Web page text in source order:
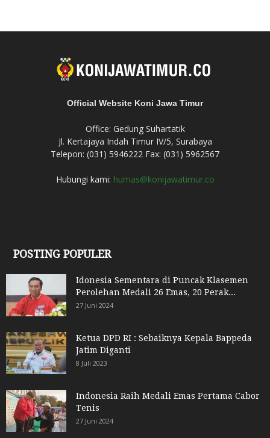
Official Website Koni Jawa Timur
Office: Gedung Suhartatik
Jl. Kertajaya Indah Timur IV/5, Surabaya
Telepon: (031) 5946222 Fax: (031) 5962567
Hubungi kami: humas@konijawatimur.co
POSTING POPULER
Idonesia Sementara di Puncak Klasemen
Perolehan Medali 26 Emas, 20 Perak...
27 Juni 2024
Ketua DPD RI : Sebaiknya Kepala Bappeda
Jatim Diganti
8 Juli 2023
Indonesia Raih Medali Emas Pertama Cabor
Tenis
27 Juni 2024